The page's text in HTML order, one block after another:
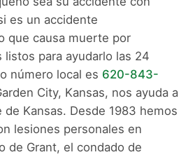
es un accidente
que causa muerte por
para ayudarlo las 24
número local es 620-843-
City, Kansas, nos ayuda a
Kansas. Desde 1983 hemos
lesiones personales en
de Grant, el condado de